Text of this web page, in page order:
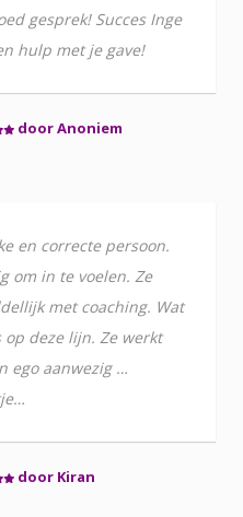
gesprek! Succes Inge
hulp met je gave!
door Anoniem
en correcte persoon.
om in te voelen. Ze
met coaching. Wat
deze lijn. Ze werkt
ego aanwezig …
door Kiran